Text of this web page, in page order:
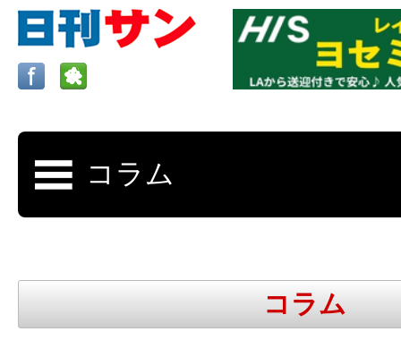
ロサンゼルスの求人、クラシファイド、地元情報など
日刊サンはロサンゼルスの日本語新
更新、求人、クラシファイドは毎週木
コラム